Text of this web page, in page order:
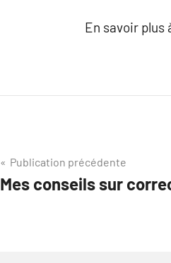
En savoir plus
Navigation
de
Publication précédente
Mes conseils sur